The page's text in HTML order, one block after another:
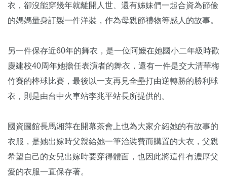
衣，卻沒能穿幾年就離開人世、還有姊妹們一起合資為節儉
的媽媽量身訂製一件洋裝，作為母親節禮物等感人的故事。
另一件保存近60年的舞衣，是一位阿嬤在她國小二年級時歡
慶建校40周年她擔任表演者的舞衣，還有一件是交大清華梅
竹賽的棒球比賽，最後以一支再見全壘打由逆轉勝的勝利球
衣，則是由台中火車站李兆平站長所提供的。
國資圖館長馬湘萍在開幕茶會上也為大家介紹她的有故事的
衣服，是她出嫁時父親給她一筆治裝費而購置的大衣，父親
希望自己的女兒出嫁時要穿得體面，也因此將這件有濃厚父
愛的衣服一直保存著。